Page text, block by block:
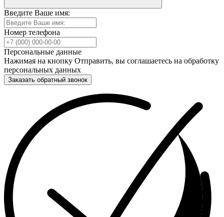
Введите Ваше имя:
Номер телефона
Персональные данные
Нажимая на кнопку Отправить, вы соглашаетесь на обработку
персональных данных
Заказать обратный звонок